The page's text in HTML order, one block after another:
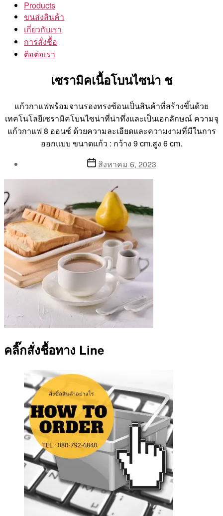
Products
ขนส่งสินค้า
เกี่ยวกับเรา
การสั่งชื้อ
ติอต่อเรา
เซรามิคเนื้อโบนไซน่า ช
แก้วกาแฟพร้อมจานรองทรงซ้อนเป็นสินค้าที่สร้างขึ้นด้วย
เทคโนโลยีเซรามิคโบนไซน่าที่น่าทึ่งและเป็นเอกลักษณ์ ความจุ
แก้วกาแฟ 8 ออนซ์ ด้วยความละเอียดและความงามที่มีในการ
ออกแบบ ขนาดแก้ว : กว้าง 9 cm.สูง 6 cm.
By
Postสิงหาคม 6, 2023
คลิ๊กสั่งชื้อทาง Line